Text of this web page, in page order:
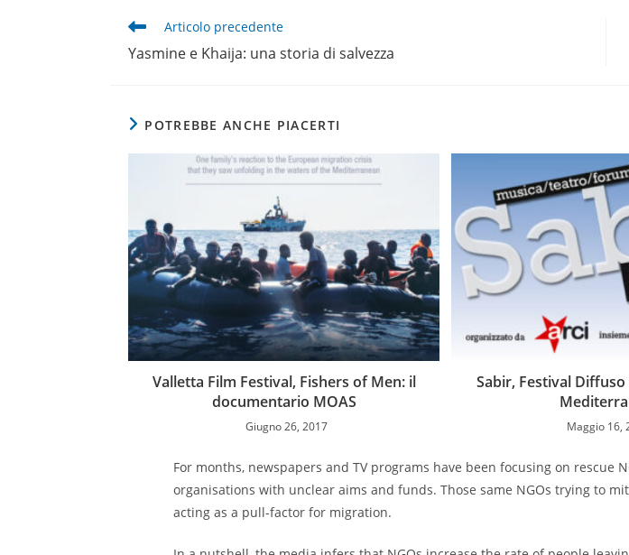
Leggi
articoli
Articolo precedente
Yasmine e Khaija: una storia di salvezza
POTREBBE ANCHE PIACERTI
Valletta Film Festival, Fishers of Men: il
documentario MOAS
Giugno 26, 2017
Sabir, Festival
Maggio 16,
For months, newspapers and TV programs have been focusing on rescue
organisations with unclear aims and funds. Those same NGOs trying to
acting as a pull-factor for migration.